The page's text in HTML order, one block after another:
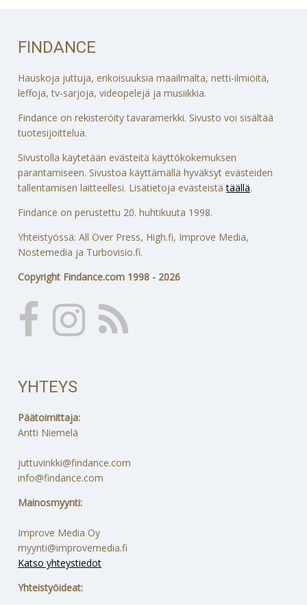
FINDANCE
Hauskoja juttuja, erikoisuuksia maailmalta, netti-ilmiöitä,
leffoja, tv-sarjoja, videopelejä ja musiikkia.
Findance on rekisteröity tavaramerkki. Sivusto voi sisältää
tuotesijoittelua.
Sivustolla käytetään evästeitä käyttökokemuksen
parantamiseen. Sivustoa käyttämällä hyväksyt evästeiden
tallentamisen laitteellesi. Lisätietoja evästeistätäällä.
Findance on perustettu 20. huhtikuuta 1998.
Yhteistyössä: All Over Press, High.fi, Improve Media,
Nostemedia ja Turbovisio.fi.
Copyright Findance.com 1998 - 2026
YHTEYS
Päätoimittaja:
Antti Niemelä
juttuvinkki@findance.com
info@findance.com
Mainosmyynti:
Improve Media Oy
myynti@improvemedia.fi
Katso yhteystiedot
Yhteistyöideat: